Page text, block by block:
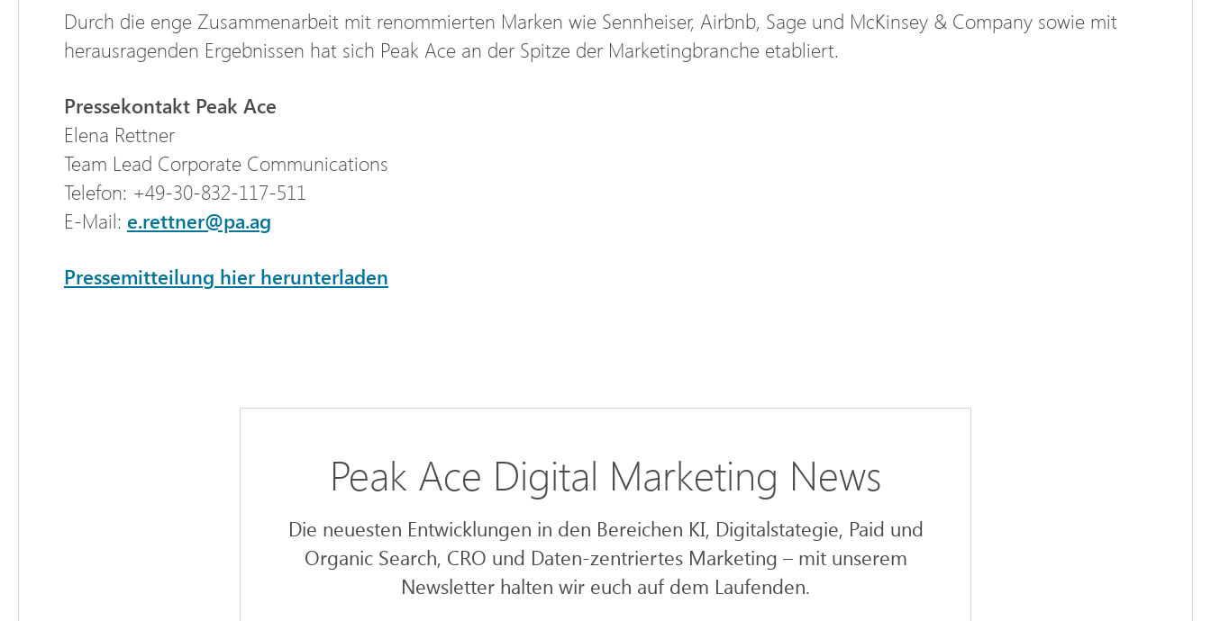
Durch die enge Zusammenarbeit mit renommierten Marken wie Sennheiser, Airbnb, Sage und McKinsey & Company sowie mit
herausragenden Ergebnissen hat sich Peak Ace an der Spitze der Marketingbranche etabliert.
Pressekontakt Peak Ace
Elena Rettner
Team Lead Corporate Communications
Telefon: +49-30-832-117-511
E-Mail: e.rettner@pa.ag
Pressemitteilung hier herunterladen
Peak Ace Digital Marketing News
Die neuesten Entwicklungen in den Bereichen KI, Digitalstategie, Paid und
Organic Search, CRO und Daten-zentriertes Marketing – mit unserem
Newsletter halten wir euch auf dem Laufenden.